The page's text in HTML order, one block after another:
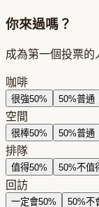
你來過嗎？
成為第一個投票的
咖啡
很強50% 50%普通
空間
很棒50% 50%普通
排隊
值得50% 50%不值
回訪
一定會50% 50%不